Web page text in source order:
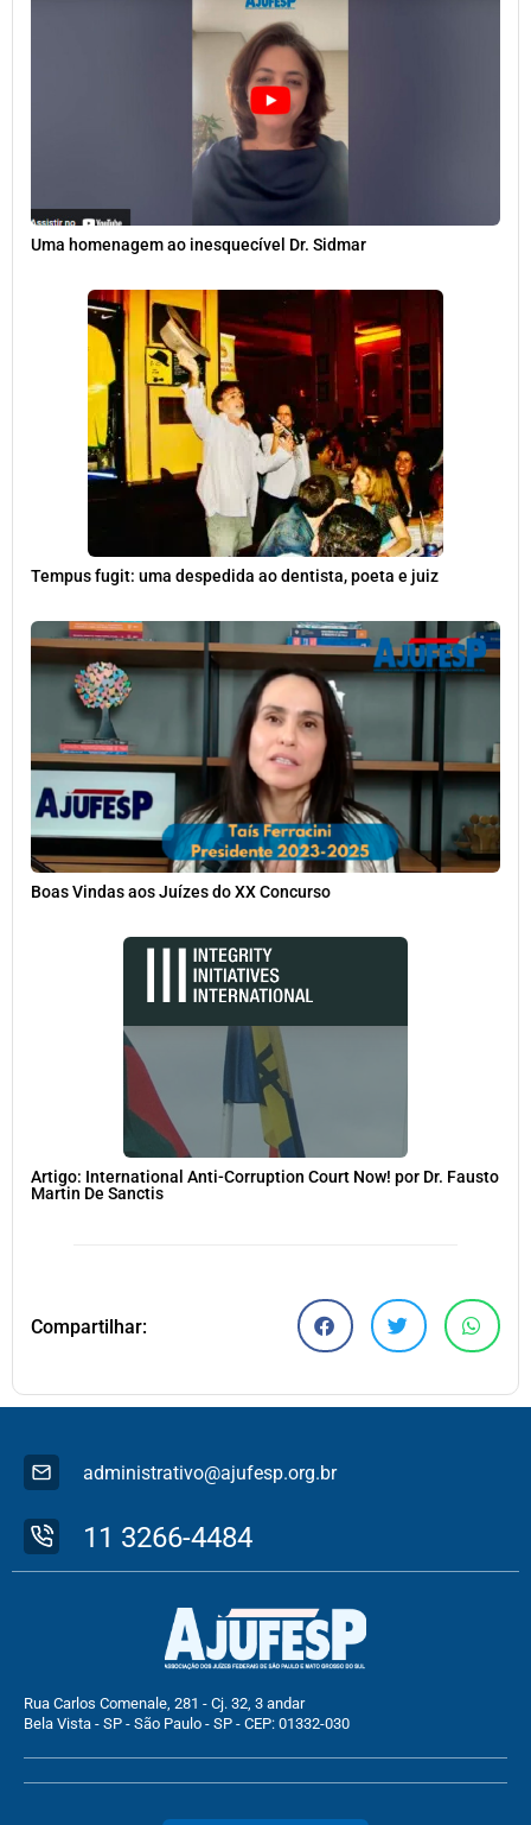
Uma homenagem ao inesquecível Dr. Sidmar
Tempus fugit: uma despedida ao dentista, poeta e juiz
Boas Vindas aos Juízes do XX Concurso
Artigo: International Anti-Corruption Court Now! por Dr. Fausto
Martin De Sanctis
Compartilhar:
administrativo@ajufesp.org.br
11 3266-4484
Rua Carlos Comenale, 281 - Cj. 32, 3 andar
Bela Vista - SP - São Paulo - SP - CEP: 01332-030